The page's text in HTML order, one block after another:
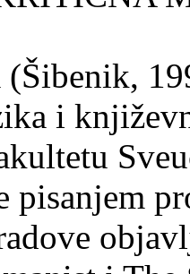
i
pisanjem